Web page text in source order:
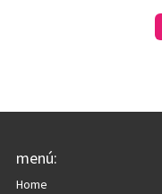
menú:
Home